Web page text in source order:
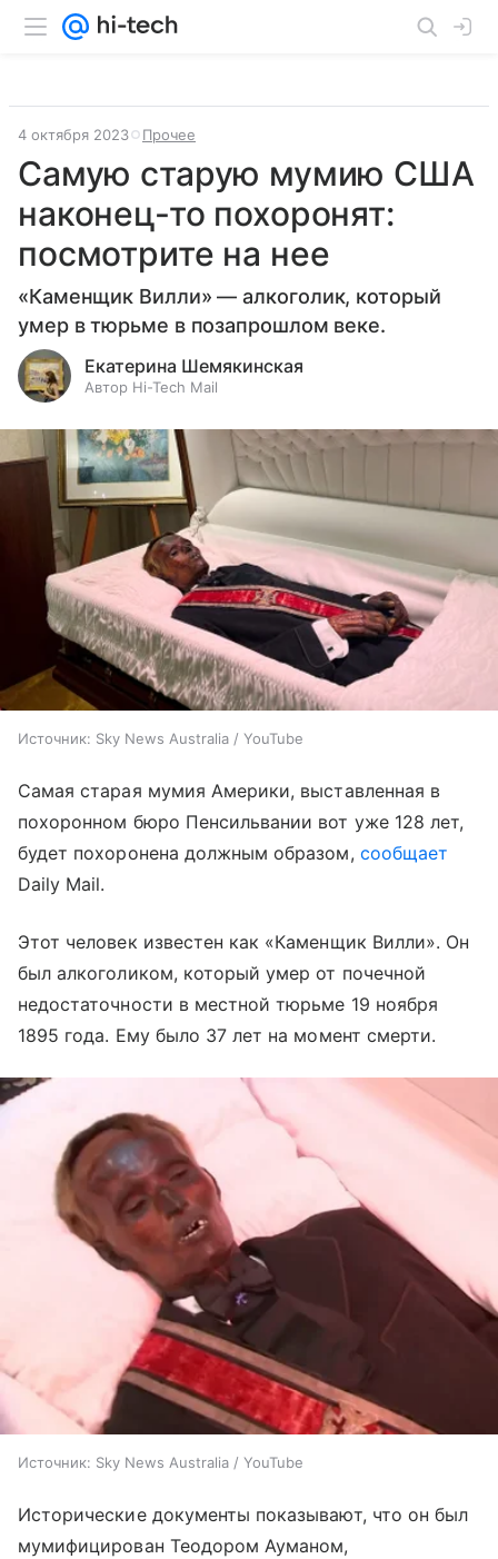
4 октября 2023 Прочее
Самую старую мумию США
наконец-то похоронят:
посмотрите на нее
«Каменщик Вилли» — алкоголик, который
умер в тюрьме в позапрошлом веке.
Екатерина Шемякинская
Автор Hi-Tech Mail
Источник: Sky News Australia / YouTube
Самая старая мумия Америки, выставленная в
похоронном бюро Пенсильвании вот уже 128 лет,
будет похоронена должным образом, сообщает
Daily Mail.
Этот человек известен как «Каменщик Вилли». Он
был алкоголиком, который умер от почечной
недостаточности в местной тюрьме 19 ноября
1895 года. Ему было 37 лет на момент смерти.
Источник: Sky News Australia / YouTube
Исторические документы показывают, что он был
мумифицирован Теодором Ауманом,